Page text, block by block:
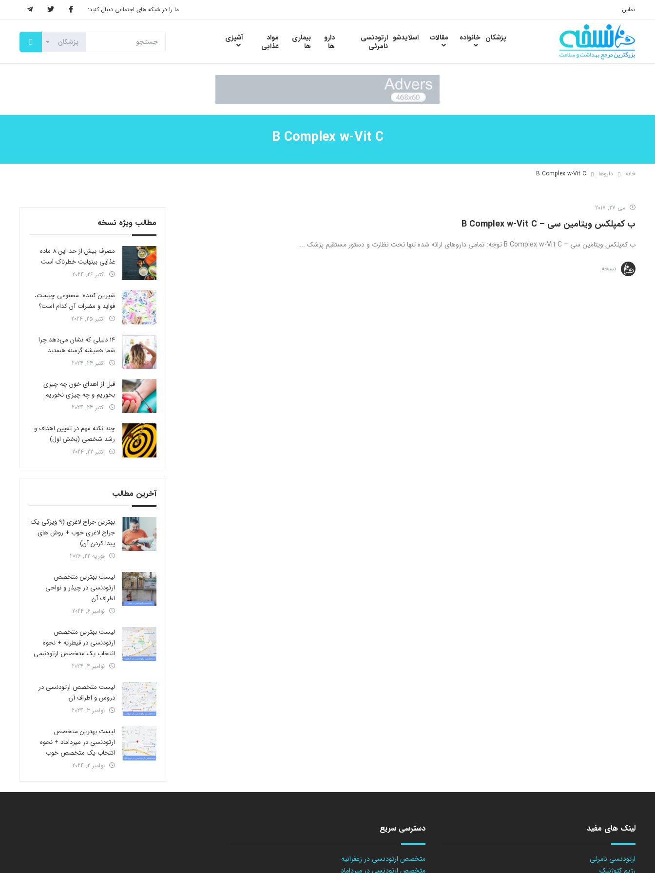
تماس ما را در شبکه های اجتماعی دنبال کنید:
پزشکان خانواده مقالات اسلایدشو ارتودنسی
نامرئی
دارو
ها
بیماری
ها
مواد
غذایی
آشپزی
B Complex w-Vit C
خانه داروها B Complex w-Vit C
می 27, 2017
ب کمپلکس ویتامین سی – B Complex w-Vit C
ب کمپلکس ویتامین سی – B Complex w-Vit C توجه: تمامی داروهای ارائه شده تنها تحت نظارت و دستور مستقیم پزشک ...
نسخه
مطالب ویژه نسخه
مصرف بیش از حد این 8 ماده
غذایی بینهایت خطرناک است
اکتبر 26, 2024
شیرین کننده مصنوعی چیست،
فواید و مضرات آن کدام است؟
اکتبر 25, 2024
14 دلیلی که نشان می‌دهد چرا
شما همیشه گرسنه هستید
اکتبر 24, 2024
قبل از اهدای خون چه چیزی
بخوریم و چه چیزی نخوریم
اکتبر 23, 2024
چند نکته مهم در تعیین اهداف و
رشد شخصی (بخش اول)
اکتبر 22, 2024
آخرین مطالب
بهترین جراح لاغری (9 ویژگی یک
جراح لاغری خوب + روش های
پیدا کردن آن)
فوریه 22, 2026
لیست بهترین متخصص
ارتودنسی در چیذر و نواحی
اطراف آن
نوامبر 6, 2024
لیست بهترین متخصص
ارتودنسی در قیطریه + نحوه
انتخاب یک متخصص ارتودنسی
نوامبر 4, 2024
لیست متخصص ارتودنسی در
دروس و اطراف آن
نوامبر 3, 2024
لیست بهترین متخصص
ارتودنسی در میرداماد + نحوه
انتخاب یک متخصص خوب
نوامبر 2, 2024
لینک های مفید
ارتودنسی نامرئی
رژیم کتوژنیک
دسترسی سریع
متخصص ارتودنسی در زعفرانیه
متخصص ارتودنسی در میرداماد